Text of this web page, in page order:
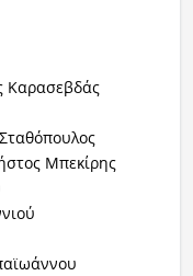
Καρασεβδάς
Μπεκίρης